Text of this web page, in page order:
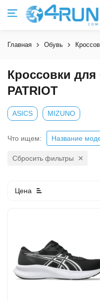
Главная Обувь
Кроссовки для
PATRIOT
ASICS MIZUNO
Что ищем: Название
Сбросить фильтры
Цена